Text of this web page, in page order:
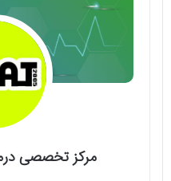
مرکز تخصصی